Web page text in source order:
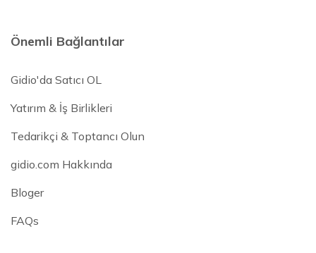
Önemli Bağlantılar
Gidio'da Satıcı OL
Yatırım & İş Birlikleri
Tedarikçi & Toptancı Olun
gidio.com Hakkında
Bloger
FAQs